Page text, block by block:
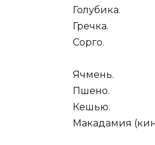
Голубика.
Гречка.
Сорго.
Ячмень.
Пшено.
Кешью.
Макадамия